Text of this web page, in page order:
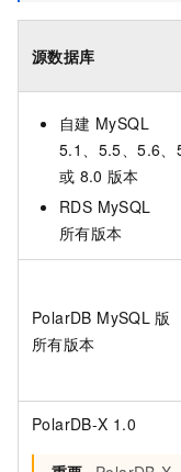
源数据库
自建 MySQL
5.1、5.5、5.6、
或 8.0 版本
RDS MySQL
所有版本
PolarDB MySQL 版
所有版本
PolarDB-X 1.0